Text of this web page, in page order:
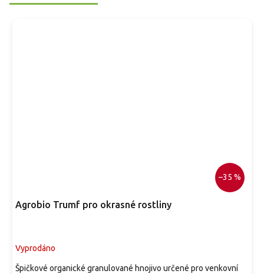
–35 %
Agrobio Trumf pro okrasné rostliny
Vyprodáno
Špičkové organické granulované hnojivo určené pro venkovní